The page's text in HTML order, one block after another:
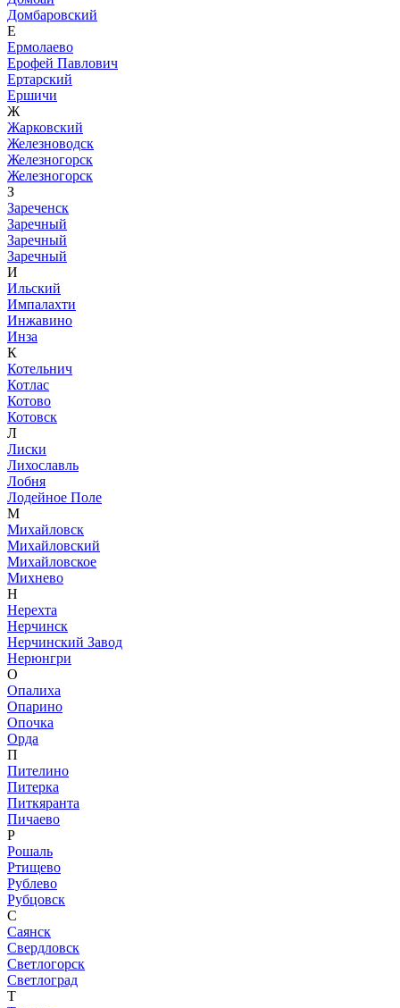
Домбаровский
Е
Ермолаево
Ерофей Павлович
Ертарский
Ершичи
Ж
Жарковский
Железноводск
Железногорск
Железногорск
З
Зареченск
Заречный
Заречный
Заречный
И
Ильский
Импалахти
Инжавино
Инза
К
Котельнич
Котлас
Котово
Котовск
Л
Лиски
Лихославль
Лобня
Лодейное Поле
М
Михайловск
Михайловский
Михайловское
Михнево
Н
Нерехта
Нерчинск
Нерчинский Завод
Нерюнгри
О
Опалиха
Опарино
Опочка
Орда
П
Пителино
Питерка
Питкяранта
Пичаево
Р
Рошаль
Ртищево
Рублево
Рубцовск
С
Саянск
Свердловск
Светлогорск
Светлоград
Т